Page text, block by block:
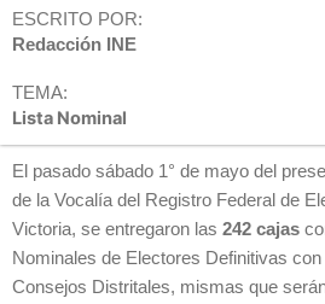
ESCRITO POR:
Redacción INE
TEMA:
Lista Nominal
El pasado sábado 1° de mayo del
de la Vocalía del Registro Federal de
Victoria, se entregaron las 242 cajas
Nominales de Electores Definitivas
Consejos Distritales, mismas que